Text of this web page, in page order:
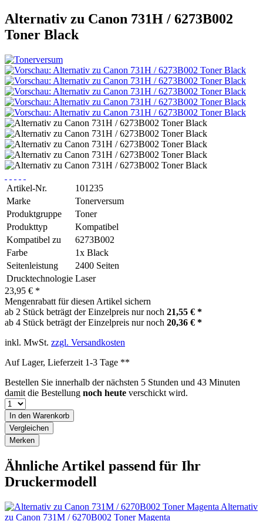
Alternativ zu Canon 731H / 6273B002
Toner Black
Artikel-Nr.
101235
Marke
Tonerversum
Produktgruppe
Toner
Produkttyp
Kompatibel
Kompatibel zu
6273B002
Farbe
1x Black
Seitenleistung
2400 Seiten
Drucktechnologie Laser
23,95 € *
Mengenrabatt für diesen Artikel sichern
ab 2 Stück beträgt der Einzelpreis nur noch 21,55 € *
ab 4 Stück beträgt der Einzelpreis nur noch 20,36 € *
inkl. MwSt. zzgl. Versandkosten
Auf Lager, Lieferzeit 1-3 Tage **
Bestellen Sie innerhalb der nächsten 5 Stunden und 43 Minuten
damit die Bestellung noch heute verschickt wird.
In den Warenkorb
Vergleichen
Merken
Ähnliche Artikel passend für Ihr
Druckermodell
Alternativ
zu Canon 731M / 6270B002 Toner Magenta